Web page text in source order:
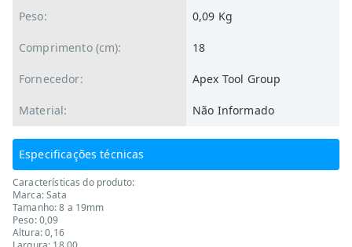
Peso: 0,09 Kg
Comprimento (cm): 18
Fornecedor: Apex Tool Group
Material: Não Informado
Especificações técnicas
Características do produto:
Marca: Sata
Tamanho: 8 a 19mm
Peso: 0,09
Altura: 0,16